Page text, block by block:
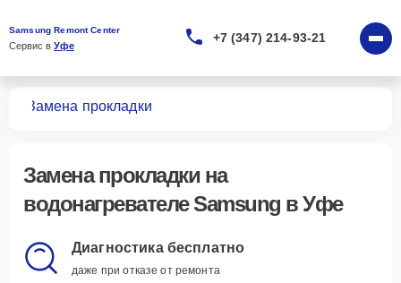
Samsung Remont Center
Сервис в Уфе
+7 (347) 214-93-21
Замена прокладки
Замена прокладки на
водонагревателе Samsung в Уфе
Диагностика бесплатно
даже при отказе от ремонта